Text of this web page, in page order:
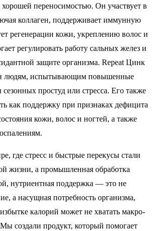
переносимостью. Он участвует в
коллаген, поддерживает иммунную
регенерации кожи, укреплению волос и
регулировать работу сальных желез и
защите организма. Repeat Цинк
людям, испытывающим повышенные
простуд или стресса. Его также
как поддержку при признаках дефицита
кожи, волос и ногтей, а также
где стресс и быстрые перекусы стали
жизни, а промышленная обработка
нутриентная поддержка — это не
а насущная потребность организма,
калорий может не хватать макро-
создали продукт, который помогает